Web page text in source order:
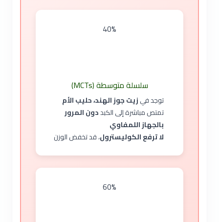
40%
سلسلة متوسطة (MCTs)
توجد فيزيت جوز الهند، حليب الأم
تمتص مباشرة إلى الكبددون المرور
بالجهاز اللمفاوي
لا ترفع الكوليسترول، قد تخفض الوزن
60%